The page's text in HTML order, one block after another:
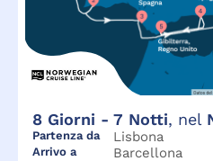
8 Giorni - 7 Notti, nel
Partenza da Lisbona
Arrivo a Barcellona